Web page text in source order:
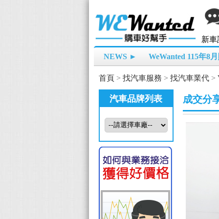
新車
NEWS ► WeWanted 115年8
首頁 > 找汽車服務 > 找汽車業代 >
汽車品牌列表 成交分